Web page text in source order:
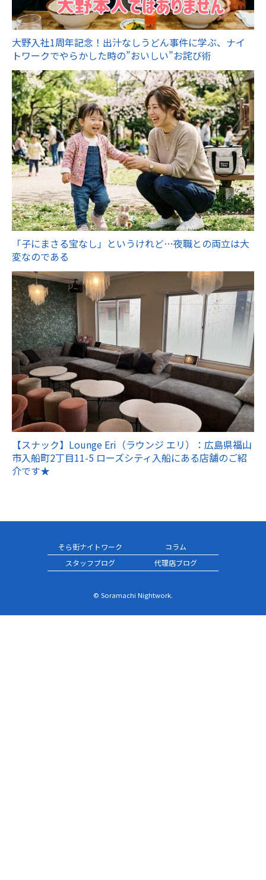
大野入社1周年記念！出汁なしうどん事件に学ぶ、ナイ
トワークでやらかした時の”おいしい”お詫び術
「子にまさる宝なし」というけれど…夜職との両立は大
変なのである
【スナック】Lounge Eri（ラウンジ エリ）：広島県福山
市入船町2丁目11-5 ローズシティ入船にある店舗のご紹
介です★
そら街ナイトワーク
コラム
スタッフブログ
代理店ブログ
© Soramachi Nightwork.